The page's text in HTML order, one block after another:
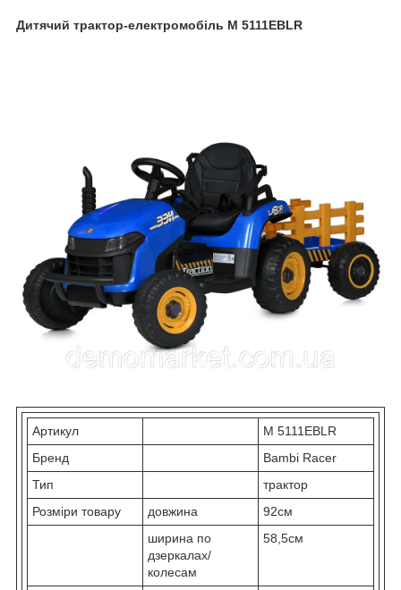
Дитячий трактор-електромобіль M 5111EBLR
Артикул
M 5111EBLR
Бренд
Bambi Racer
Тип
трактор
Розміри товару
довжина
92см
ширина по
дзеркалах/
колесам
58,5см